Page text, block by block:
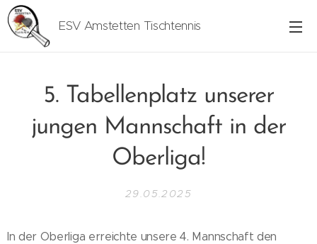
ESV Amstetten Tischtennis
5. Tabellenplatz unserer
jungen Mannschaft in der
Oberliga!
29.05.2025
In der Oberliga erreichte unsere 4. Mannschaft den